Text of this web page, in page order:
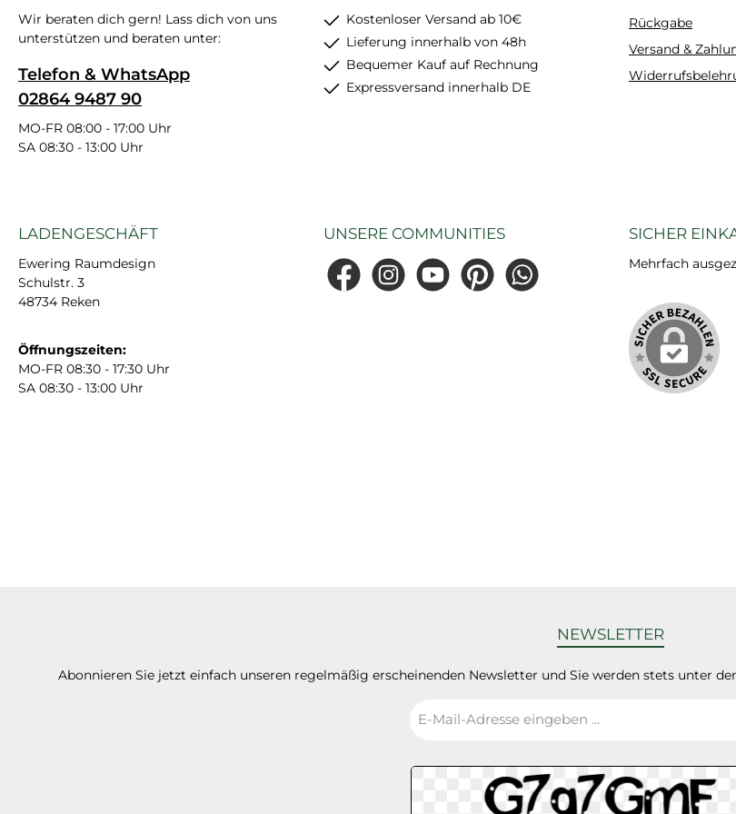
Wir beraten dich gern! Lass dich von uns
unterstützen und beraten unter:
Telefon & WhatsApp
02864 9487 90
MO-FR 08:00 - 17:00 Uhr
SA 08:30 - 13:00 Uhr
Kostenloser Versand ab 10€
Lieferung innerhalb von 48h
Bequemer Kauf auf Rechnung
Expressversand innerhalb DE
Rückgabe
Versand &
LADENGESCHÄFT
Ewering Raumdesign
Schulstr. 3
48734 Reken
Öffnungszeiten:
MO-FR 08:30 - 17:30 Uhr
SA 08:30 - 13:00 Uhr
UNSERE COMMUNITIES
FacebookInstagramYouTubePinterestWhatsApp
SICHER
Mehrfach
NEWSLETTER
Abonnieren Sie jetzt einfach unseren regelmäßig erscheinenden Newsletter und Sie werden stets unter
Mail-
*